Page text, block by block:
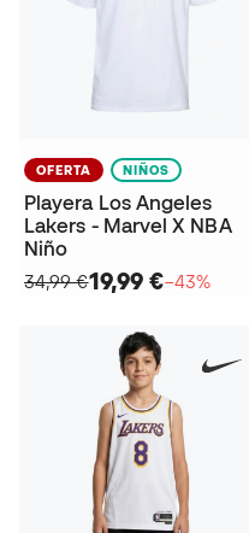
OFERTA NIÑOS
Playera Los Angeles
Lakers - Marvel X NBA
Niño
34,99 €19,99 €−43%